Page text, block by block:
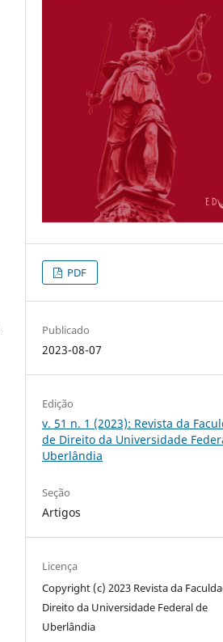
PDF
Publicado
2023-08-07
Edição
v. 51 n. 1 (2023): Revista da
de Direito da Universidade
Uberlândia
Seção
Artigos
Licença
Copyright (c) 2023 Revista da
Direito da Universidade Federal de
Uberlândia